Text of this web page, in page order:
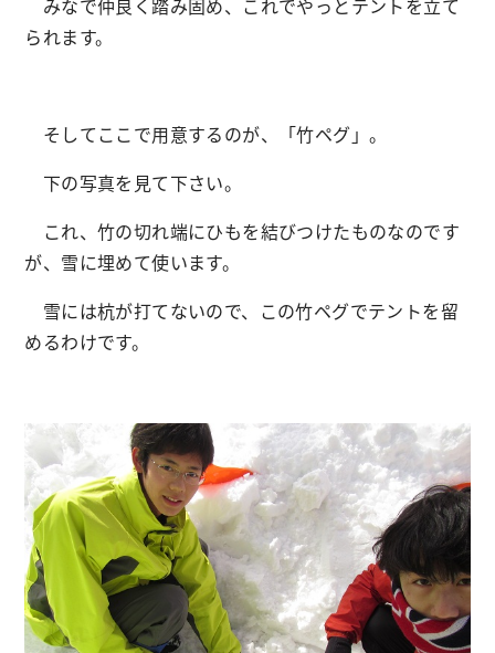
みなで仲良く踏み固め、これでやっとテントを立て
られます。
そしてここで用意するのが、「竹ペグ」。
下の写真を見て下さい。
これ、竹の切れ端にひもを結びつけたものなのです
が、雪に埋めて使います。
雪には杭が打てないので、この竹ペグでテントを留
めるわけです。